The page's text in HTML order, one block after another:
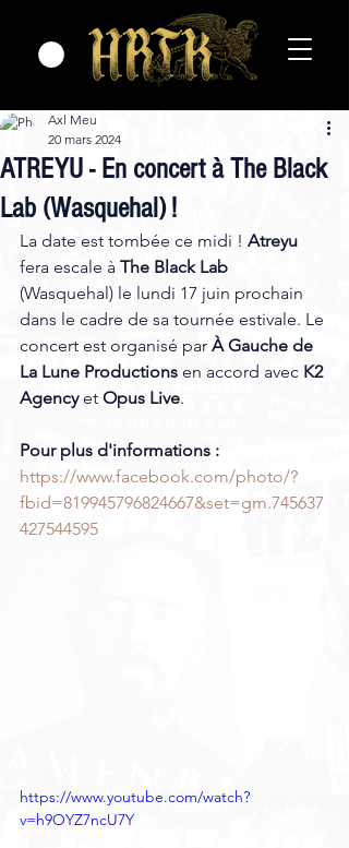
ATREYU - En concert à The Black
Lab (Wasquehal) !
Axl Meu
20 mars 2024
La date est tombée ce midi ! Atreyu
fera escale à The Black Lab
(Wasquehal) le lundi 17 juin prochain
dans le cadre de sa tournée estivale. Le
concert est organisé par À Gauche de
La Lune Productions en accord avec K2
Agency et Opus Live.
Pour plus d'informations :
https://www.facebook.com/photo/?
fbid=819945796824667&set=gm.745637
427544595
https://www.youtube.com/watch?
v=h9OYZ7ncU7Y